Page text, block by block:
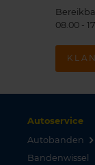
08.00 -
Autoservice
Autobanden
Bandenwissel